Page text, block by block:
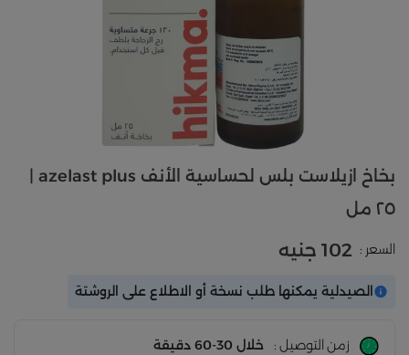
٢٥ مل
السعر : 102 جنيه
الصيدلية يمكنها طلب نسخة أو الاطلاع على الروشتة
زمن التوصيل : خلال 30-60 دقيقة